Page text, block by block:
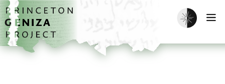
Skip to main content
home
Enable dark